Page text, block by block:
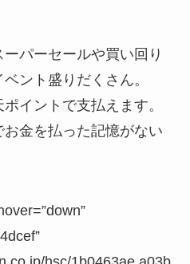
パーセールや買い回り
ント盛りだくさん。
イントで支払えます。
金を払った記憶がない